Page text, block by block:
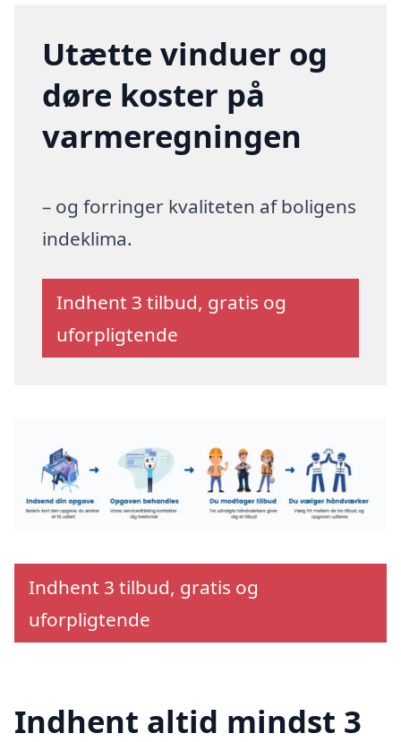
Utætte vinduer og
døre koster på
varmeregningen
– og forringer kvaliteten af boligens
indeklima.
Indhent 3 tilbud, gratis og
uforpligtende
Indhent 3 tilbud, gratis og
uforpligtende
Indhent altid mindst 3